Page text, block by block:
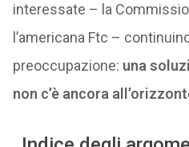
interessate – la
l’americana Ftc –
preoccupazione: una
non c’è ancora